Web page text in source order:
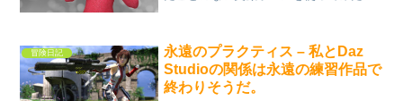
冒険日記
永遠のプラクティス – 私とDaz
Studioの関係は永遠の練習作品で
終わりそうだ。